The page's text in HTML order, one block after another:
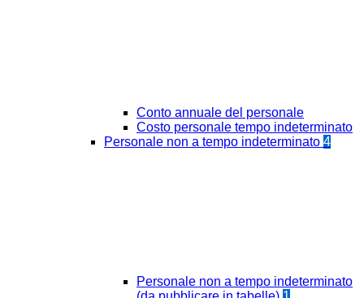
Conto annuale del personale
Costo personale tempo indeterminato
Personale non a tempo indeterminato 4
Personale non a tempo indeterminato